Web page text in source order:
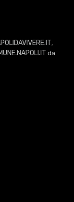
,
da